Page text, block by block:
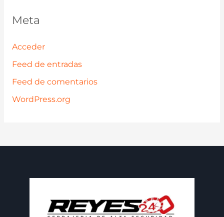
Meta
Acceder
Feed de entradas
Feed de comentarios
WordPress.org